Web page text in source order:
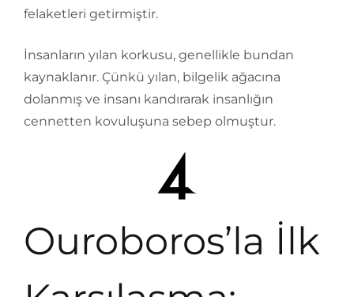
felaketleri getirmiştir.
İnsanların yılan korkusu, genellikle bundan
kaynaklanır. Çünkü yılan, bilgelik ağacına
dolanmış ve insanı kandırarak insanlığın
cennetten kovuluşuna sebep olmuştur.
Ouroboros’la İlk